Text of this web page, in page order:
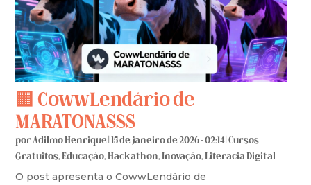
🟧 CowwLendário de
MARATONASSS
porAdilmo Henrique |15 de janeiro de 2026 - 02:14 |Cursos
Gratuitos,Educação,Hackathon,Inovação,Literacia Digital
O post apresenta o CowwLendário de